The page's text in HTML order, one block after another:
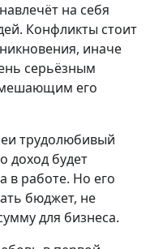
на себя
Конфликты стоит
иначе
серьёзным
мешающим его
трудолюбивый
доход будет
в работе. Но его
бюджет, не
для бизнеса.